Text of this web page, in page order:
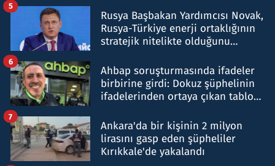
Rusya Başbakan Yardımcısı Novak,
Rusya-Türkiye enerji ortaklığının
stratejik nitelikte olduğunu
5
Ahbap soruşturmasında ifadeler
birbirine girdi: Dokuz şüphelinin
ifadelerinden ortaya çıkan tablo
6
Ankara'da bir kişinin 2 milyon
lirasını gasp eden şüpheliler
Kırıkkale'de yakalandı
7